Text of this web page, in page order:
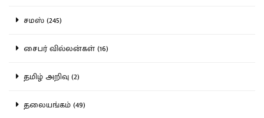
சமஸ் (245)
சைபர் வில்லன்கள் (16)
தமிழ் அறிவு (2)
தலையங்கம் (49)